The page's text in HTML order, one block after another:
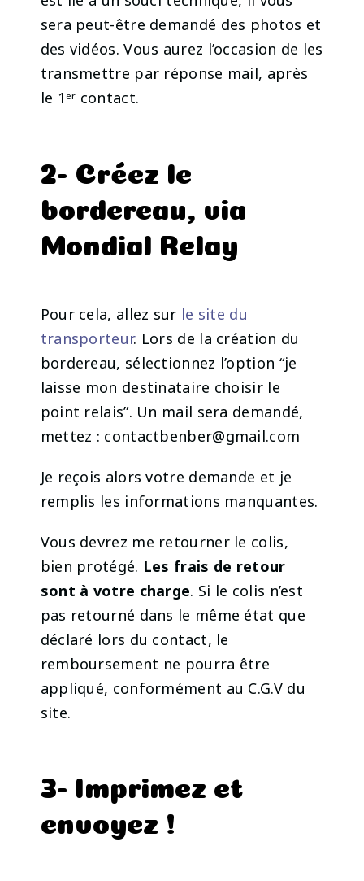
sera peut-être demandé des photos et
des vidéos. Vous aurez l’occasion de les
transmettre par réponse mail, après
le 1ᵉʳ contact.
2- Créez le
bordereau, via
Mondial Relay
Pour cela, allez sur le site du
transporteur. Lors de la création du
bordereau, sélectionnez l’option “je
laisse mon destinataire choisir le
point relais”. Un mail sera demandé,
mettez : contactbenber@gmail.com
Je reçois alors votre demande et je
remplis les informations manquantes.
Vous devrez me retourner le colis,
bien protégé. Les frais de retour
sont à votre charge. Si le colis n’est
pas retourné dans le même état que
déclaré lors du contact, le
remboursement ne pourra être
appliqué, conformément au C.G.V du
site.
3- Imprimez et
envoyez !